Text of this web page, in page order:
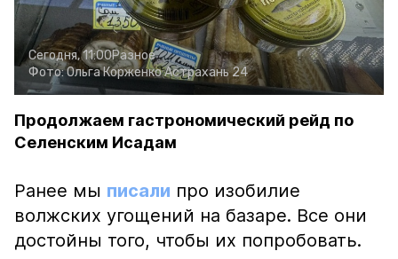
Сегодня, 11:00Разное
Фото:Ольга КорженкоАстрахань 24
Продолжаем гастрономический рейд по
Селенским Исадам
Ранее мы писали про изобилие
волжских угощений на базаре. Все они
достойны того, чтобы их попробовать.